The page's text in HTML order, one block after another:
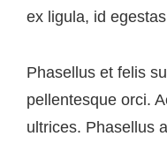
ex ligula, id
Phasellus et felis
pellentesque orci.
ultrices. Phasellus